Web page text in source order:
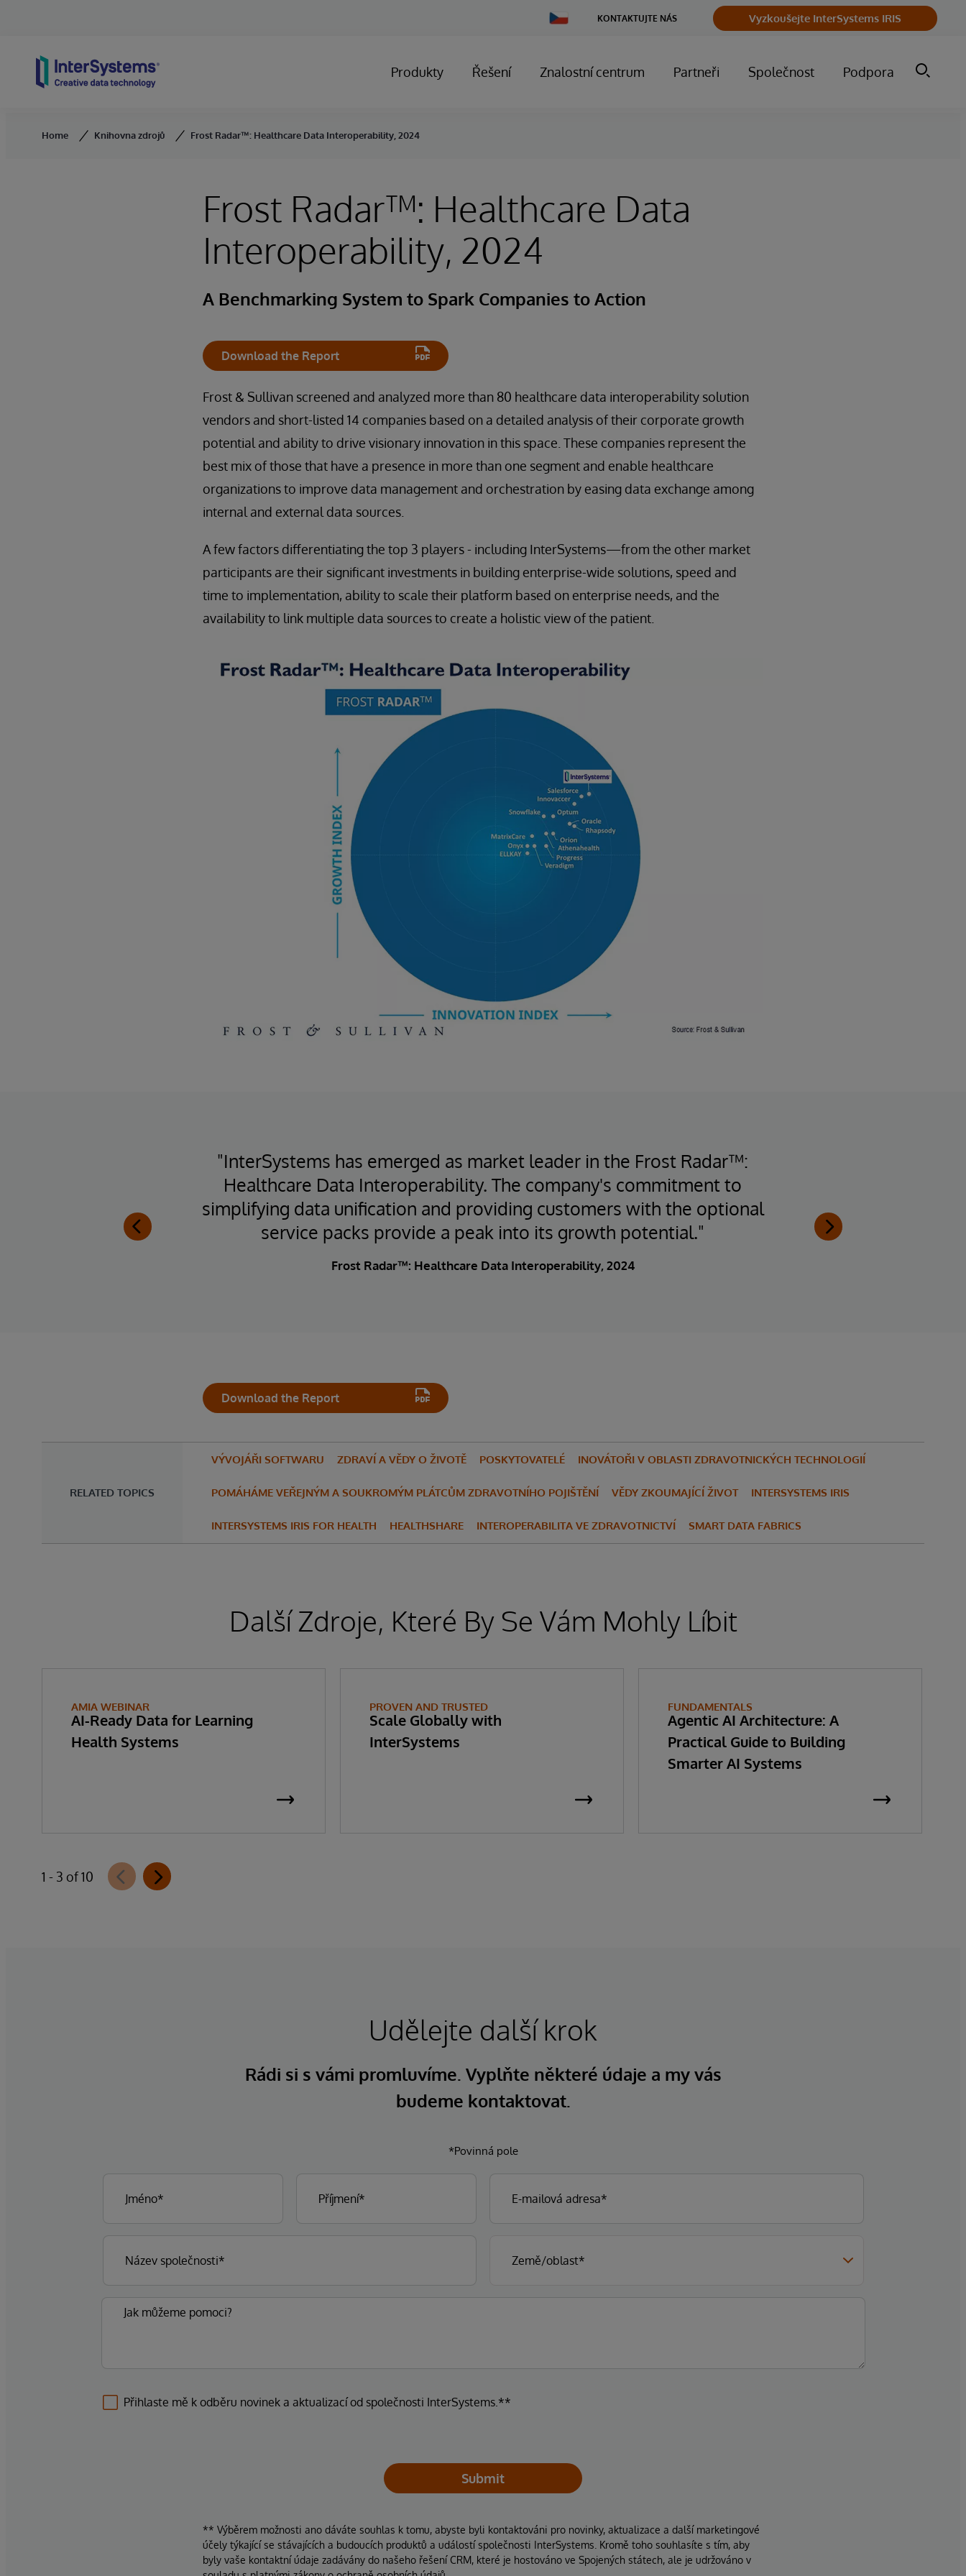
Change
Country
KONTAKTUJTE NÁS Vyzkoušejte InterSystems IRIS
Produkty Řešení Znalostní centrum Partneři Společnost Podpora
Home Knihovna zdrojů Frost Radar™: Healthcare Data Interoperability, 2024
Frost Radar™: Healthcare Data
Interoperability, 2024
A Benchmarking System to Spark Companies to Action
Download the Report
Frost & Sullivan screened and analyzed more than 80 healthcare data interoperability solution
vendors and short-listed 14 companies based on a detailed analysis of their corporate growth
potential and ability to drive visionary innovation in this space. These companies represent the
best mix of those that have a presence in more than one segment and enable healthcare
organizations to improve data management and orchestration by easing data exchange among
internal and external data sources.
A few factors differentiating the top 3 players - including InterSystems—from the other market
participants are their significant investments in building enterprise-wide solutions, speed and
time to implementation, ability to scale their platform based on enterprise needs, and the
availability to link multiple data sources to create a holistic view of the patient.
"InterSystems has emerged as market leader in the Frost Radar™:
Healthcare Data Interoperability. The company's commitment to
simplifying data unification and providing customers with the optional
service packs provide a peak into its growth potential."
Frost Radar™: Healthcare Data Interoperability, 2024
Download the Report
RELATED TOPICS
VÝVOJÁŘI SOFTWARU ZDRAVÍ A VĚDY O ŽIVOTĚ POSKYTOVATELÉ INOVÁTOŘI V OBLASTI ZDRAVOTNICKÝCH TECHNOLOGIÍ
POMÁHÁME VEŘEJNÝM A SOUKROMÝM PLÁTCŮM ZDRAVOTNÍHO POJIŠTĚNÍ VĚDY ZKOUMAJÍCÍ ŽIVOT INTERSYSTEMS IRIS
INTERSYSTEMS IRIS FOR HEALTH HEALTHSHARE INTEROPERABILITA VE ZDRAVOTNICTVÍ SMART DATA FABRICS
Další Zdroje, Které By Se Vám Mohly Líbit
AMIA WEBINAR
AI-Ready Data for Learning
Health Systems
PROVEN AND TRUSTED
Scale Globally with
InterSystems
FUNDAMENTALS
Agentic AI Architecture: A
Practical Guide to Building
Smarter AI Systems
1 - 3 of 10
Udělejte další krok
Rádi si s vámi promluvíme. Vyplňte některé údaje a my vás
budeme kontaktovat.
*Povinná pole
Přihlaste mě k odběru novinek a aktualizací od společnosti InterSystems.**
Submit
** Výběrem možnosti ano dáváte souhlas k tomu, abyste byli kontaktováni pro novinky, aktualizace a další marketingové
účely týkající se stávajících a budoucích produktů a událostí společnosti InterSystems. Kromě toho souhlasíte s tím, aby
byly vaše kontaktní údaje zadávány do našeho řešení CRM, které je hostováno ve Spojených státech, ale je udržováno v